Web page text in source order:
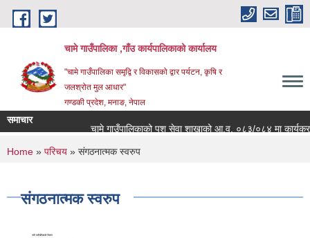
Skip to main content
चामे गाउँपालिका ,गाँउ कार्यपालिकाको कार्यालय
"चामे गाउँपालिका समृद्वि र विकासको द्वार पर्यटन, कृषि र
जलश्रोत मुल आधार"
गण्डकी प्रदेश, मनाङ, नेपाल
समाचार
चामे गाउँपालिकाको पशु सेवा शाखाको आ.व. ०८३/०८४ मा कार्यक्रम
You are here
Home » परिचय » संगठनात्मक स्वरुप
संगठनात्मक स्वरुप